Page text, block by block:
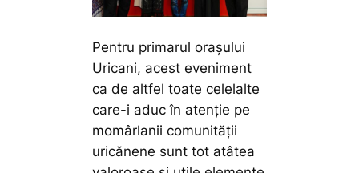
Pentru primarul orașului
Uricani, acest eveniment
ca de altfel toate celelalte
care-i aduc în atenție pe
momârlanii comunității
uricănene sunt tot atâtea